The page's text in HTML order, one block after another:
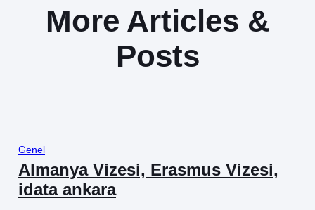
More Articles &
Posts
Genel
Almanya Vizesi, Erasmus Vizesi,
idata ankara